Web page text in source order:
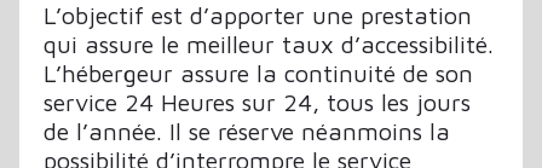
L’objectif est d’apporter une prestation
qui assure le meilleur taux d’accessibilité.
L’hébergeur assure la continuité de son
service 24 Heures sur 24, tous les jours
de l’année. Il se réserve néanmoins la
possibilité d’interrompre le service